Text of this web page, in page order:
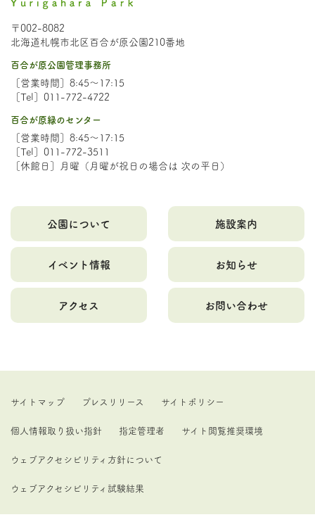
〒002-8082
北海道札幌市北区百合が原公園210番地
百合が原公園管理事務所
［営業時間］8:45～17:15
［Tel］011-772-4722
百合が原緑のセンター
［営業時間］8:45～17:15
［Tel］011-772-3511
［休館日］月曜（月曜が祝日の場合は 次の平日）
公園について 施設案内
イベント情報 お知らせ
アクセス お問い合わせ
サイトマップ プレスリリース サイトポリシー
個人情報取り扱い指針 指定管理者 サイト閲覧推奨環境
ウェブアクセシビリティ方針について
ウェブアクセシビリティ試験結果